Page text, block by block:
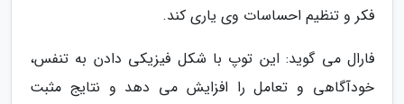
فکر و تنظیم احساسات وی یاری کند.
فارال می گوید: این توپ با شکل فیزیکی دادن به تنفس،
خودآگاهی و تعامل را افزایش می دهد و نتایج مثبت